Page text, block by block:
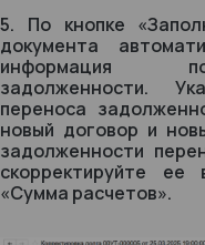
5. По кнопке
документа
информация
задолженности.
переноса
новый договор и
задолженности
скорректируйте
«Сумма расчетов».